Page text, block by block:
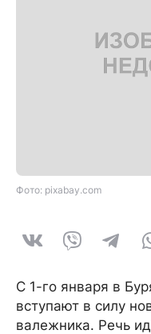
Фото: pixabay.com
С 1-го января в
вступают в силу
валежника. Речь